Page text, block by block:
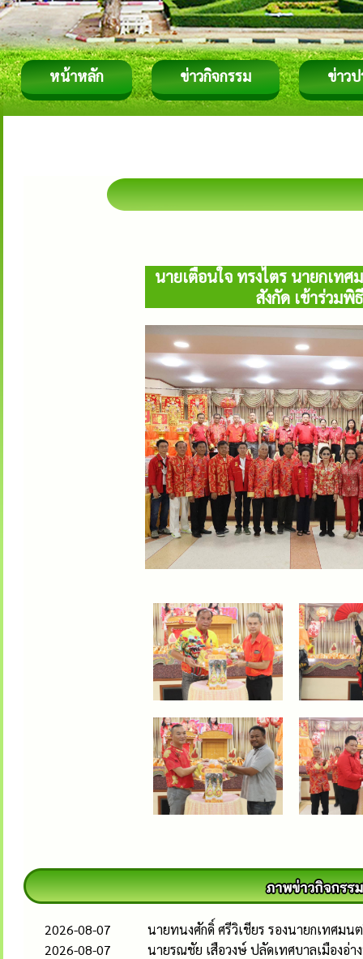
หน้าหลัก ข่าวกิจกรรม ข่าว
นายเตือนใจ ทรงไตร นายกเท
สังกัด เข้าร่วมพิ
2026-08-07
นายทนงศักดิ์ ศรีวิเชียร รองนายกเทศมน
2026-08-07
นายรณชัย เสือวงษ์ ปลัดเทศบาลเมืองอ่